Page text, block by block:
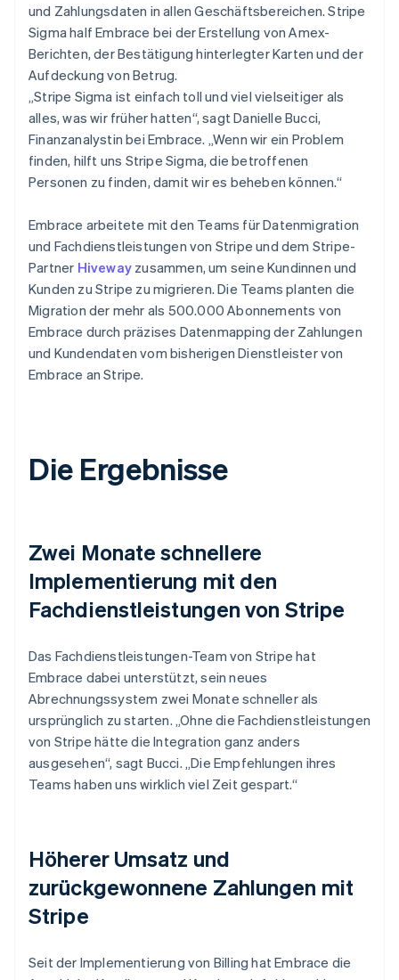
und Zahlungsdaten in allen Geschäftsbereichen. Stripe
Sigma half Embrace bei der Erstellung von Amex-
Berichten, der Bestätigung hinterlegter Karten und der
Aufdeckung von Betrug.
„Stripe Sigma ist einfach toll und viel vielseitiger als
alles, was wir früher hatten“, sagt Danielle Bucci,
Finanzanalystin bei Embrace. „Wenn wir ein Problem
finden, hilft uns Stripe Sigma, die betroffenen
Personen zu finden, damit wir es beheben können.“
Embrace arbeitete mit den Teams für Datenmigration
und Fachdienstleistungen von Stripe und dem Stripe-
Partner Hiveway zusammen, um seine Kundinnen und
Kunden zu Stripe zu migrieren. Die Teams planten die
Migration der mehr als 500.000 Abonnements von
Embrace durch präzises Datenmapping der Zahlungen
und Kundendaten vom bisherigen Dienstleister von
Embrace an Stripe.
Die Ergebnisse
Zwei Monate schnellere
Implementierung mit den
Fachdienstleistungen von Stripe
Das Fachdienstleistungen-Team von Stripe hat
Embrace dabei unterstützt, sein neues
Abrechnungssystem zwei Monate schneller als
ursprünglich zu starten. „Ohne die Fachdienstleistungen
von Stripe hätte die Integration ganz anders
ausgesehen“, sagt Bucci. „Die Empfehlungen ihres
Teams haben uns wirklich viel Zeit gespart.“
Höherer Umsatz und
zurückgewonnene Zahlungen mit
Stripe
Seit der Implementierung von Billing hat Embrace die